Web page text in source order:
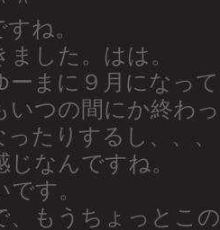
ね。
した。はは。
ーまに９月になっ
いつの間にか終わ
たりするし、、、
なんですね。
す。
、もうちょっとこ